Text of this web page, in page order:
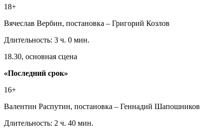
18+
Вячеслав Вербин, постановка – Григорий Козлов
Длительность: 3 ч. 0 мин.
18.30, основная сцена
«Последний срок»
16+
Валентин Распутин, постановка – Геннадий Шапошников
Длительность: 2 ч. 40 мин.